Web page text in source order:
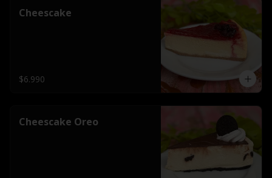
Cheescake
$6.990
Cheescake Oreo